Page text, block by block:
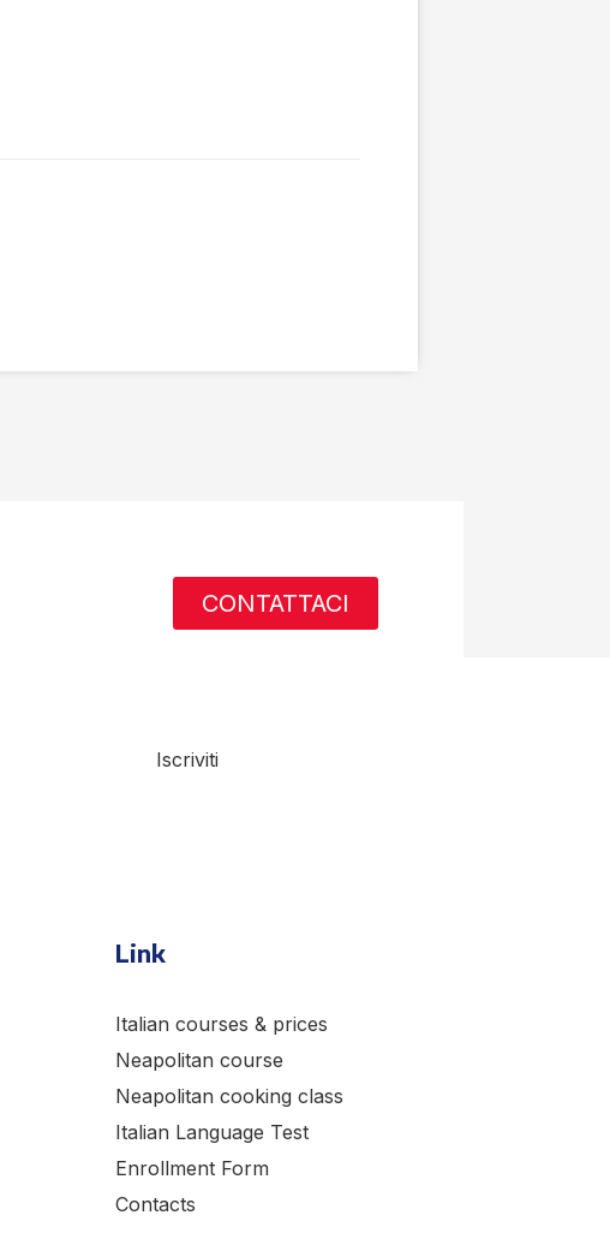
CONTATTACI
Iscriviti
Link
Italian courses & prices
Neapolitan course
Neapolitan cooking class
Italian Language Test
Enrollment Form
Contacts